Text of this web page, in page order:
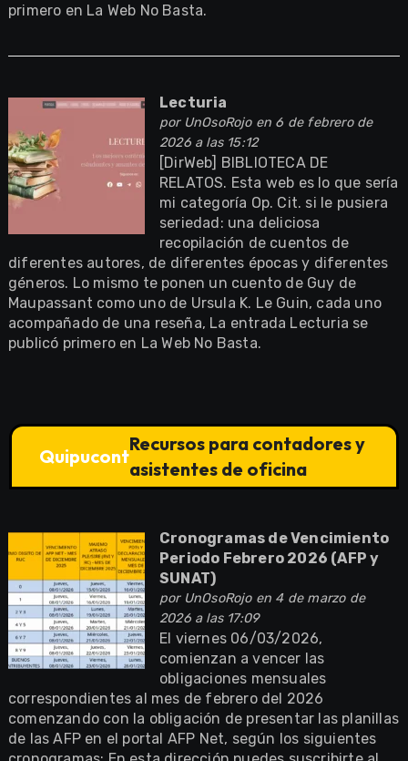
primero en La Web No Basta.
Lecturia
por UnOsoRojoen 6 de febrero de
2026 a las 15:12
[DirWeb] BIBLIOTECA DE
RELATOS. Esta web es lo que sería
mi categoría Op. Cit. si le pusiera
seriedad: una deliciosa
recopilación de cuentos de
diferentes autores, de diferentes épocas y diferentes
géneros. Lo mismo te ponen un cuento de Guy de
Maupassant como uno de Ursula K. Le Guin, cada uno
acompañado de una reseña, La entrada Lecturia se
publicó primero en La Web No Basta.
Quipucont
Recursos para contadores y
asistentes de oficina
Cronogramas de Vencimiento
Periodo Febrero 2026 (AFP y
SUNAT)
por UnOsoRojoen 4 de marzo de
2026 a las 17:09
El viernes 06/03/2026,
comienzan a vencer las
obligaciones mensuales
correspondientes al mes de febrero del 2026
comenzando con la obligación de presentar las planillas
de las AFP en el portal AFP Net, según los siguientes